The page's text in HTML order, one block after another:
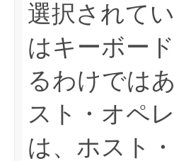
選択されて
はキーボー
るわけでは
スト・オペ
は、ホスト